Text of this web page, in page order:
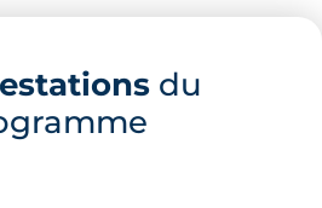
en seulement 6
deux pas, fait de cet
pour les familles. Les
du